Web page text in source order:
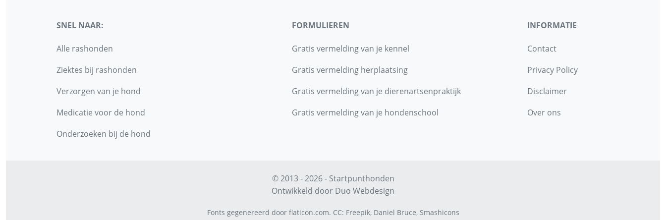
SNEL NAAR:
Alle rashonden
Ziektes bij rashonden
Verzorgen van je hond
Medicatie voor de hond
Onderzoeken bij de hond
FORMULIEREN
Gratis vermelding van je kennel
Gratis vermelding herplaatsing
Gratis vermelding van je dierenartsenpraktijk
Gratis vermelding van je hondenschool
INFORMATIE
Contact
Privacy Policy
Disclaimer
Over ons
© 2013 - 2026 - Startpunthonden
Ontwikkeld door Duo Webdesign
Fonts gegenereerd door flaticon.com. CC: Freepik, Daniel Bruce, Smashicons